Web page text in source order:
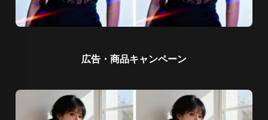
広告・商品キャンペーン